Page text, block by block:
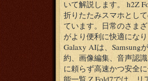
いて解説します。 h2Z
折りたたみスマホとし
ています。日常のさま
がより便利に快適にな
Galaxy AIは、Samsung
約、画像編集、音声認
に頼らず高速かつ安全
能一覧 Z Fold7では、